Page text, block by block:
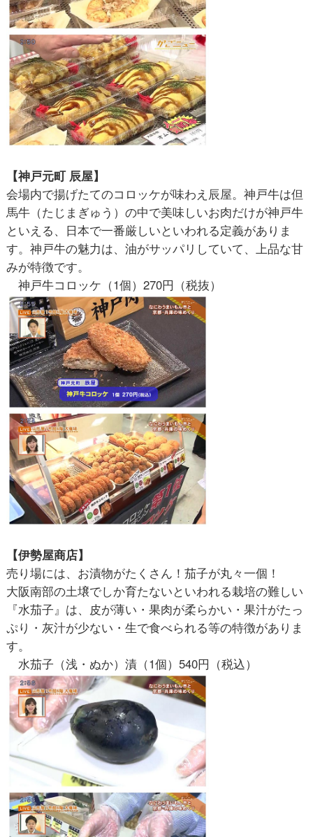
【神戸元町 辰屋】
会場内で揚げたてのコロッケが味わえ辰屋。神戸牛は但
馬牛（たじまぎゅう）の中で美味しいお肉だけが神戸牛
といえる、日本で一番厳しいといわれる定義がありま
す。神戸牛の魅力は、油がサッパリしていて、上品な甘
みが特徴です。
神戸牛コロッケ（1個）270円（税抜）
【伊勢屋商店】
売り場には、お漬物がたくさん！茄子が丸々一個！
大阪南部の土壌でしか育たないといわれる栽培の難しい
『水茄子』は、皮が薄い・果肉が柔らかい・果汁がたっ
ぷり・灰汁が少ない・生で食べられる等の特徴がありま
す。
水茄子（浅・ぬか）漬（1個）540円（税込）